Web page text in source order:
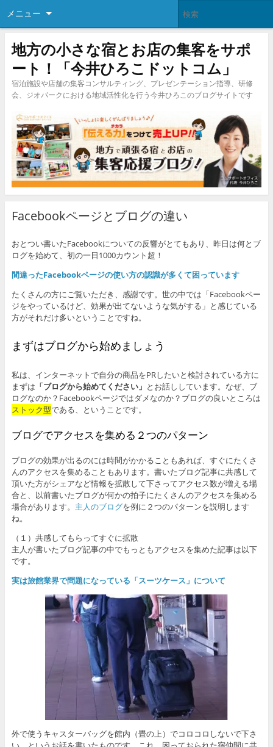
メニュー
地方の小さな宿とお店の集客をサポ
ート！「今井ひろこドットコム」
宿泊施設や店舗の集客コンサルティング、プレゼンテーション指導、研修
会、ジオパークにおける地域活性化を行う今井ひろこのブログサイトです
Facebookページとブログの違い
おとつい書いたFacebookについての反響がとてもあり、昨日は何とブ
ログを始めて、初の一日1000カウント超！
間違ったFacebookページの使い方の認識が多くて困っています
たくさんの方にご覧いただき、感謝です。世の中では「Facebookペー
ジをやっているけど、効果が出てないような気がする」と感じている
方がそれだけ多いということですね。
まずはブログから始めましょう
私は、インターネットで自分の商品をPRしたいと検討されている方に
まずは 「ブログから始めてください」 とお話ししています。なぜ、ブ
ログなのか？Facebookページではダメなのか？ブログの良いところは
ストック型である、ということです。
ブログでアクセスを集める２つのパターン
ブログの効果が出るのには時間がかかることもあれば、すぐにたくさ
んのアクセスを集めることもあります。書いたブログ記事に共感して
頂いた方がシェアなど情報を拡散して下さってアクセス数が増える場
合と、以前書いたブログが何かの拍子にたくさんのアクセスを集める
場合があります。 主人のブログを例に２つのパターンを説明します
ね。
（１）共感してもらってすぐに拡散
主人が書いたブログ記事の中でもっともアクセスを集めた記事は以下
です。
実は旅館業界で問題になっている「スーツケース」について
外で使うキャスターバッグを館内（畳の上）でコロコロしないで下さ